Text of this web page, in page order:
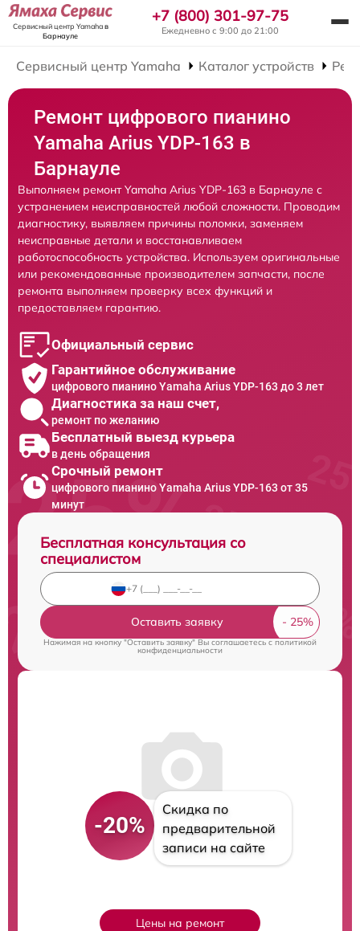
Сервисный центр Yamahaв
Барнауле
+7 (800) 301-97-75
Ежедневно с 9:00 до 21:00
Сервисный центр Yamaha Каталог устройств
Ремонт цифрового пианино
Yamaha Arius YDP-163 в
Барнауле
Выполняем ремонт Yamaha Arius YDP-163 в Барнауле с
устранением неисправностей любой сложности. Проводим
диагностику, выявляем причины поломки, заменяем
неисправные детали и восстанавливаем
работоспособность устройства. Используем оригинальные
или рекомендованные производителем запчасти, после
ремонта выполняем проверку всех функций и
предоставляем гарантию.
Официальный сервис
Гарантийное обслуживание
цифрового пианино Yamaha Arius YDP-163 до 3 лет
Диагностика за наш счет,
ремонт по желанию
Бесплатный выезд курьера
в день обращения
Срочный ремонт
цифрового пианино Yamaha Arius YDP-163 от 35
минут
Бесплатная консультация со
специалистом
Оставить заявку
Нажимая на кнопку "Оставить заявку" Вы соглашаетесь cполитикой
конфиденциальности
-20%
Скидка по
предварительной
записи на сайте
Цены на ремонт